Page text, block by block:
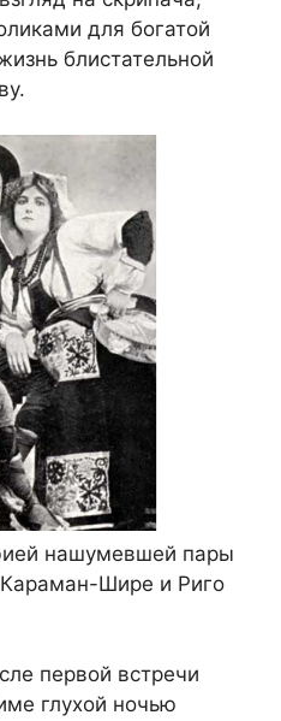
для богатой
блистательной
нашумевшей пары
Шире и Риго
первой встречи
глухой ночью